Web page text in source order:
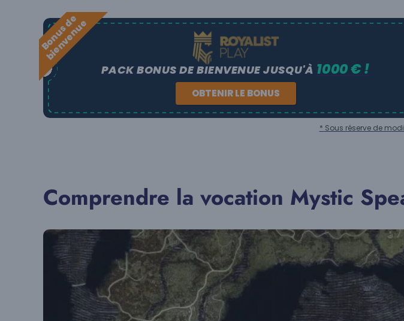
B
o
n
u
s
d
e
b
i
e
n
v
e
n
u
e
PACK BONUS DE BIENVENUE JUSQU'À 1000 € !
OBTENIR LE BONUS
* Sous réserve de
Comprendre la vocation Mystic